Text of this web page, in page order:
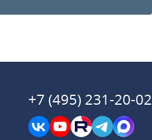
+7 (495) 231-20-02